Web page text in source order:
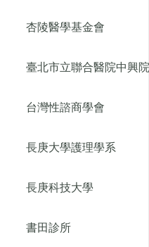
杏陵醫學基金會
臺北市立聯合醫院中興
台灣性諮商學會
長庚大學護理學系
長庚科技大學
書田診所